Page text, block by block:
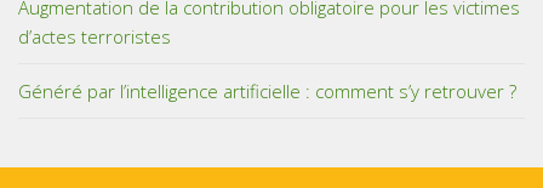
Augmentation de la contribution obligatoire pour les victimes
d’actes terroristes
Généré par l’intelligence artificielle : comment s’y retrouver ?